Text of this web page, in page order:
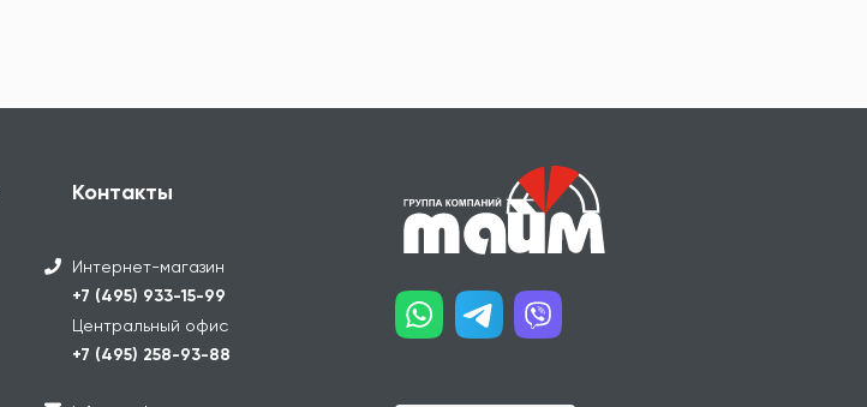
Контакты
Интернет-магазин
+7 (495) 933-15-99
Центральный офис
+7 (495) 258-93-88